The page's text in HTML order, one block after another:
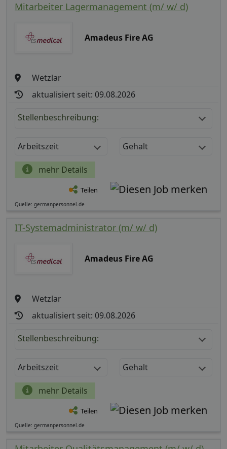
Mitarbeiter Lagermanagement (m/ w/ d)
Amadeus Fire AG
Wetzlar
aktualisiert seit: 09.08.2026
Stellenbeschreibung:
Arbeitszeit Gehalt
mehr Details
Teilen
Quelle: germanpersonnel.de
IT-Systemadministrator (m/ w/ d)
Amadeus Fire AG
Wetzlar
aktualisiert seit: 09.08.2026
Stellenbeschreibung:
Arbeitszeit Gehalt
mehr Details
Teilen
Quelle: germanpersonnel.de